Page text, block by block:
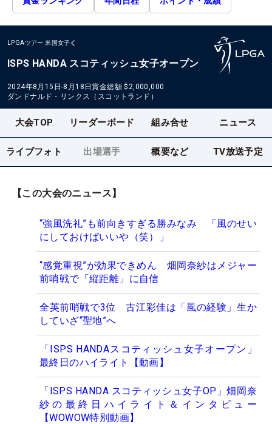
LPGAツアー 米国女子
ISPS HANDA スコティッシュ女子オープン
2024年8月15日-8月18日賞金総額 $2,000,000
ダンドナルド・リンクス（スコットランド）
大会TOP リーダーボード 組み合せ ニュース
ライブフォト 出場選手 概要など TV放送予定
【この大会のニュース】
“強風洗礼”も前向きすぎる勝みなみ 「風のせい
にしておけばいいや（笑）」
“感覚重視”が効果できめん 畑岡奈紗はメジャー
前哨戦で「縦距離」に自信
全英前哨戦で3位 古江彩佳は「風の経験」生か
していざ“聖地”へ
「ISPS HANDAスコティッシュ女子オープン」
最終日のハイライト【動画】
「ISPS HANDA スコティッシュ女子OP」畑岡奈
紗の最終日ハイライト＆インタビュー
【WOWOW特別動画】